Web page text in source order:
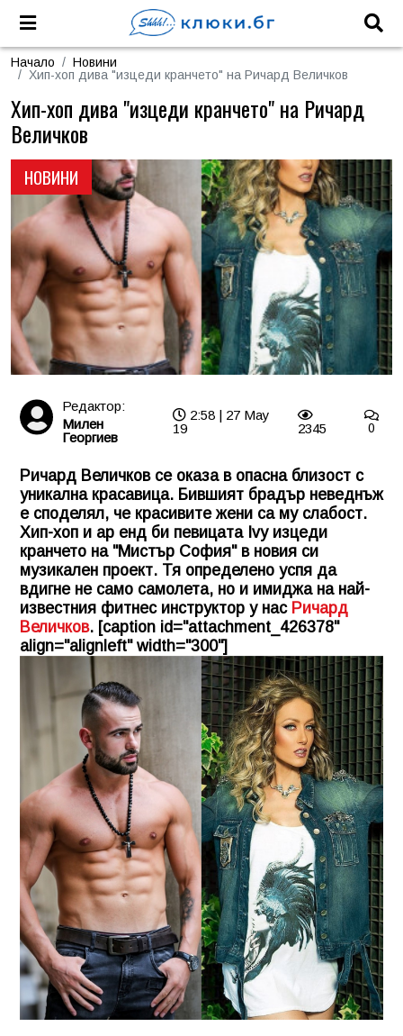
Начало
Новини
Хип-хоп дива "изцеди кранчето" на Ричард Величков
НОВИНИ
Хип-хоп дива "изцеди кранчето" на Ричард
Величков
Редактор:
Милен
Георгиев
2:58 | 27 May
19
2345 0
Ричард Величков се оказа в опасна близост с
уникална красавица. Бившият брадър неведнъж
е споделял, че красивите жени са му слабост.
Хип-хоп и ар енд би певицата Ivy изцеди
кранчето на "Мистър София" в новия си
музикален проект. Тя определено успя да
вдигне не само самолета, но и имиджа на най-
известния фитнес инструктор у нас Ричард
Величков. [caption id="attachment_426378"
align="alignleft" width="300"]